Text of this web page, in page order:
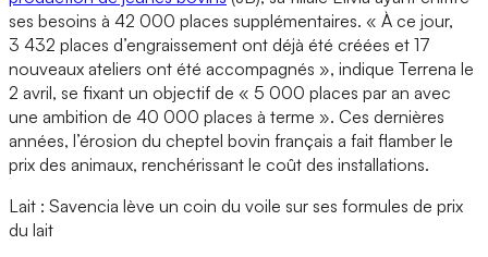
ses besoins à 42 000 places supplémentaires. « À ce jour,
3 432 places d’engraissement ont déjà été créées et 17
nouveaux ateliers ont été accompagnés », indique Terrena le
2 avril, se fixant un objectif de « 5 000 places par an avec
une ambition de 40 000 places à terme ». Ces dernières
années, l’érosion du cheptel bovin français a fait flamber le
prix des animaux, renchérissant le coût des installations.
Lait : Savencia lève un coin du voile sur ses formules de prix
du lait